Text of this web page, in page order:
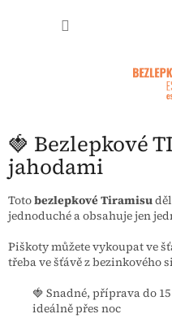
🍓 Bezlepkové
jahodami
Totobezlepkové Tiramisu
jednoduché a obsahuje jen
Piškoty můžete vykoupat ve
třeba ve šťávě z bezinkového
🍓 Snadné, příprava do
ideálně přes noc